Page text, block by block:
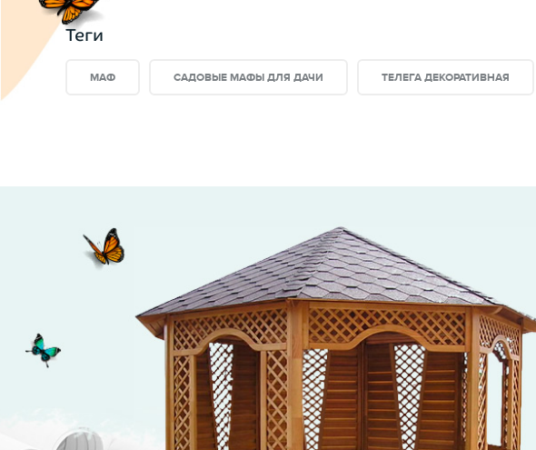
МАФ— это малая архитектурная форма, которая поможет
Изготовление:
Мы самостоятельно изготавливаем малые
из высококачественных материалов.
Категория МАФ:Телега декоративная садовая
Деревенский
Производитель:ВБеседки.Ру
Теги
МАФ САДОВЫЕ МАФЫ ДЛЯ ДАЧИ ТЕЛЕГА ДЕКОРАТИВНАЯ